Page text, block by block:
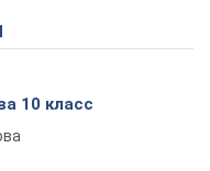
10 класс